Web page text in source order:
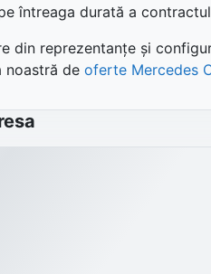
întreaga durată a
din reprezentanțe și
noastră de oferte Mercedes